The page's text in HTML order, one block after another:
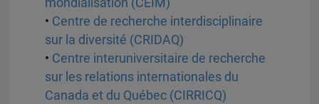
mondialisation (CEIM)
• Centre de recherche interdisciplinaire
sur la diversité (CRIDAQ)
• Centre interuniversitaire de recherche
sur les relations internationales du
Canada et du Québec (CIRRICQ)